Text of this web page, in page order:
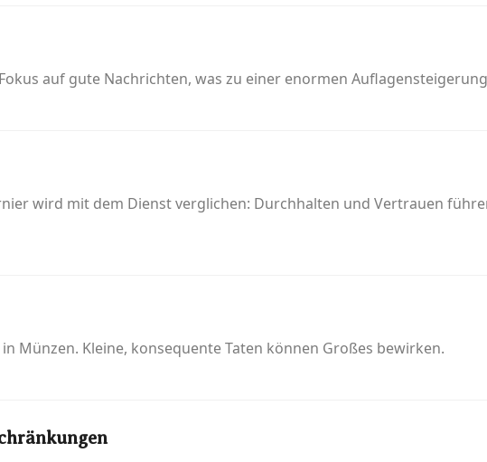
auf gute Nachrichten, was zu einer enormen
wird mit dem Dienst verglichen: Durchhalten und Vertrauen
Münzen. Kleine, konsequente Taten können Großes bewirken.